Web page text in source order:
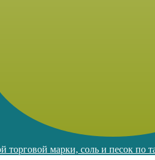
торговой марки, соль и песок по